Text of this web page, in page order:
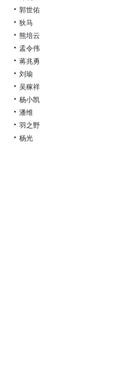
郭世佑
狄马
熊培云
孟令伟
蒋兆勇
刘瑜
吴稼祥
杨小凯
潘维
羽之野
杨光